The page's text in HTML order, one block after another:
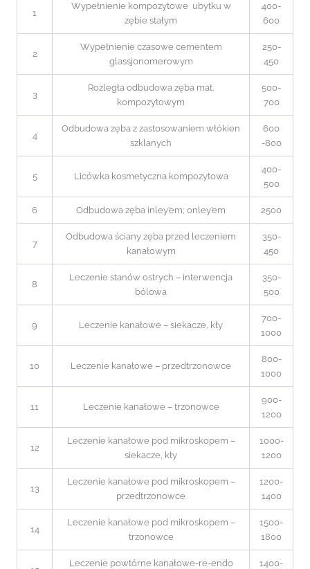
1
Wypełnienie kompozytowe ubytku w
zębie stałym
400-
600
2
Wypełnienie czasowe cementem
glassjonomerowym
250-
450
3
Rozległa odbudowa zęba mat.
kompozytowym
500-
700
4
Odbudowa zęba z zastosowaniem włókien
szklanych
600
-800
5 Licówka kosmetyczna kompozytowa
400-
500
6 Odbudowa zęba inley’em; onley’em 2500
7
Odbudowa ściany zęba przed leczeniem
kanałowym
350-
450
8
Leczenie stanów ostrych – interwencja
bólowa
350-
500
9 Leczenie kanałowe – siekacze, kły
700-
1000
10 Leczenie kanałowe – przedtrzonowce
800-
1000
11 Leczenie kanałowe – trzonowce
900-
1200
12
Leczenie kanałowe pod mikroskopem –
siekacze, kły
1000-
1200
13
Leczenie kanałowe pod mikroskopem –
przedtrzonowce
1200-
1400
14
Leczenie kanałowe pod mikroskopem –
trzonowce
1500-
1800
Leczenie powtórne kanałowe-re-endo
1400-